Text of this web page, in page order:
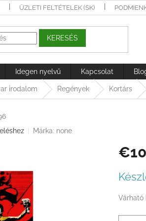
ÜZLETI FELTÉTELEK (SK)
KERESÉS
Idegen nyelvű Kapcsolat
irodalom Regények Kortárs
Márka: none
Várható